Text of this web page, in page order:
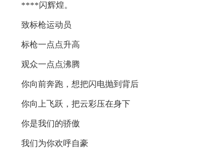
****闪辉煌。
致标枪运动员
标枪一点点升高
观众一点点沸腾
你向前奔跑，想把闪电抛到背后
你向上飞跃，把云彩压在身下
你是我们的骄傲
我们为你欢呼自豪